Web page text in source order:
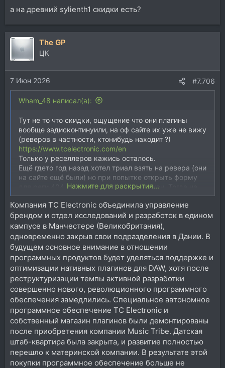
а на древний sylienth1 скидки есть?
The GP
ЦК
7 Июн 2026 #7.706
Wham_48 написал(а):
Тут не то что скидки, ощущение что они плагины
вообще задисконтинуили, на оф сайте их уже не вижу
(реверов в частности, ктонибудь находит ?)
https://www.tcelectronic.com/en
Только у реселлеров кажись осталось.
Ещё гдето год назад хотел триал взять на ревера (они
на сайте ещё были) но при попытке открыть форму
для реги 404 выдавало, и так и через квн. Тогда на
геарслутзе спрашивал что с сайтом, никто не
ответил.
Upd
Судя по поиску последний раз скидки у них были в
23 году.
Нажмите для раскрытия...
Компания TC Electronic объединила управление
брендом и отдел исследований и разработок в едином
кампусе в Манчестере (Великобритания),
одновременно закрыв свои подразделения в Дании. В
будущем основное внимание в отношении
программных продуктов будет уделяться поддержке и
оптимизации нативных плагинов для DAW, хотя после
реструктуризации темпы активной разработки
совершенно нового, революционного программного
обеспечения замедлились. Специальное автономное
программное обеспечение TC Electronic и
собственный магазин плагинов были демонтированы
после приобретения компании Music Tribe. Датская
штаб-квартира была закрыта, и развитие полностью
перешло к материнской компании. В результате этой
покупки программное обеспечение больше не